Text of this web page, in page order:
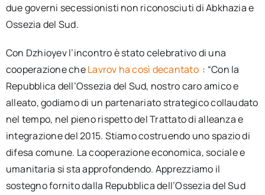
due governi secessionisti non riconosciuti di Abkhazia e
Ossezia del Sud.
Con Dzhioyev l’incontro è stato celebrativo di una
cooperazione cheLavrov ha così decantato : “Con la
Repubblica dell’Ossezia del Sud, nostro caro amico e
alleato, godiamo di un partenariato strategico collaudato
nel tempo, nel pieno rispetto del Trattato di alleanza e
integrazione del 2015. Stiamo costruendo uno spazio di
difesa comune. La cooperazione economica, sociale e
umanitaria si sta approfondendo. Apprezziamo il
sostegno fornito dalla Repubblica dell’Ossezia del Sud